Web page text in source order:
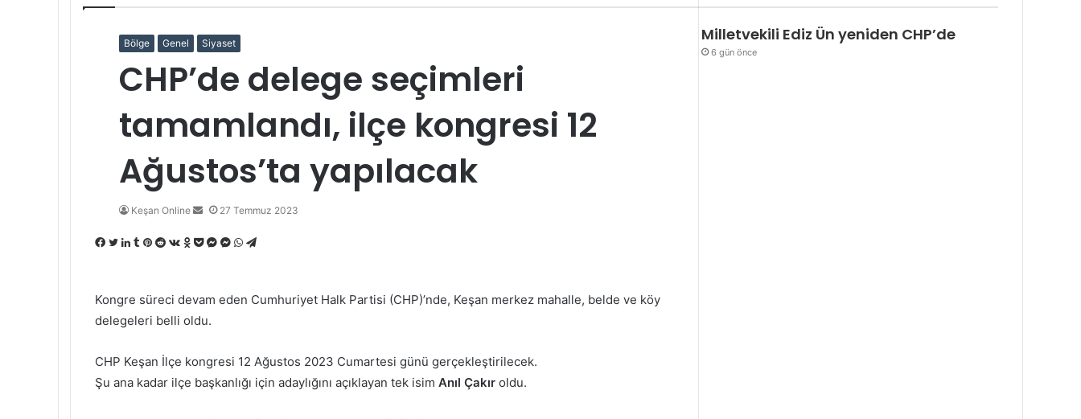
Bölge Genel Siyaset
CHP’de delege seçimleri
tamamlandı, ilçe kongresi 12
Ağustos’ta yapılacak
Keşan Online
Bir
posta
27 Temmuz 2023
Facebook
Twitter
LinkedIn
Tumblr
Pinterest
RedditVKontakte
Odnoklassniki
Pocket
Messenger
Messenger
WhatsApp
Telegram
Kongre süreci devam eden Cumhuriyet Halk Partisi (CHP)’nde, Keşan merkez mahalle, belde ve köy
delegeleri belli oldu.
CHP Keşan İlçe kongresi 12 Ağustos 2023 Cumartesi günü gerçekleştirilecek.
Şu ana kadar ilçe başkanlığı için adaylığını açıklayan tek isim Anıl Çakır oldu.
Milletvekili Ediz Ün yeniden CHP’de
6 gün önce